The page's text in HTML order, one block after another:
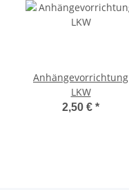
Anhängevorrichtung
LKW
2,50 € *